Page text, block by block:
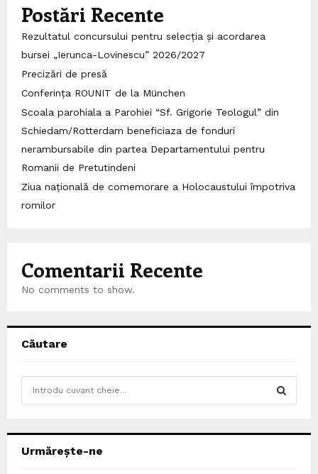
Postări Recente
Rezultatul concursului pentru selecția și acordarea
bursei „Ierunca-Lovinescu” 2026/2027
Precizări de presă
Conferința ROUNIT de la München
Scoala parohiala a Parohiei “Sf. Grigorie Teologul” din
Schiedam/Rotterdam beneficiaza de fonduri
nerambursabile din partea Departamentului pentru
Romanii de Pretutindeni
Ziua națională de comemorare a Holocaustului împotriva
romilor
Comentarii Recente
No comments to show.
Căutare
h
Urmărește-ne